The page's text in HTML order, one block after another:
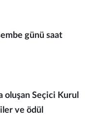
günü saat
oluşan Seçici Kurul
ve ödül